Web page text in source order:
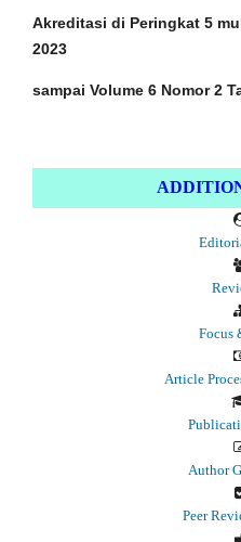
Akreditasi di Peringkat 5
2023
sampai Volume 6 Nomor 2
Focus
Article
Author
Peer